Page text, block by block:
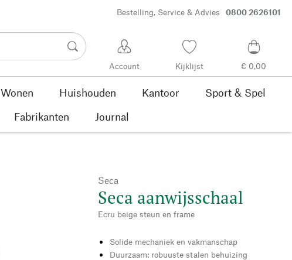
Bestelling, Service & Advies 0800 2626101
Account Kijklijst € 0,00
Wonen Huishouden Kantoor
Sport & Spel
Fabrikanten Journal
Seca
Seca aanwijsschaal
Ecru beige steun en frame
Solide mechaniek en vakmanschap
Duurzaam: robuuste stalen behuizing